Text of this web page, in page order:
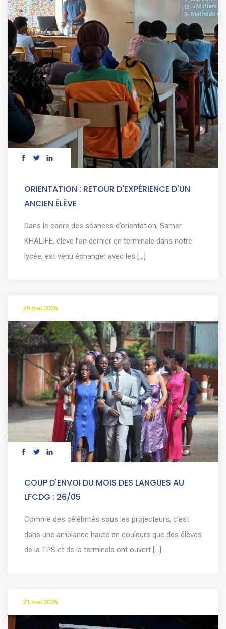
ORIENTATION : RETOUR D'EXPÉRIENCE D'UN
ANCIEN ÉLÈVE
Dans le cadre des séances d’orientation, Samer
KHALIFE, élève l’an dernier en terminale dans notre
lycée, est venu échanger avec les [...]
29 mai 2026
COUP D'ENVOI DU MOIS DES LANGUES AU
LFCDG : 26/05
Comme des célébrités sous les projecteurs, c'est
dans une ambiance haute en couleurs que des élèves
de la TPS et de la terminale ont ouvert [...]
21 mai 2026